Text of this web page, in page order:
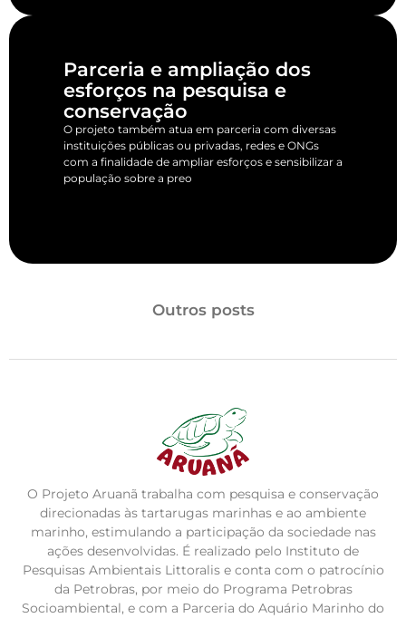
Parceria e ampliação dos
esforços na pesquisa e
conservação
O projeto também atua em parceria com diversas
instituições públicas ou privadas, redes e ONGs
com a finalidade de ampliar esforços e sensibilizar a
população sobre a preo
Outros posts
O Projeto Aruanã trabalha com pesquisa e conservação
direcionadas às tartarugas marinhas e ao ambiente
marinho, estimulando a participação da sociedade nas
ações desenvolvidas. É realizado pelo Instituto de
Pesquisas Ambientais Littoralis e conta com o patrocínio
da Petrobras, por meio do Programa Petrobras
Socioambiental, e com a Parceria do Aquário Marinho do